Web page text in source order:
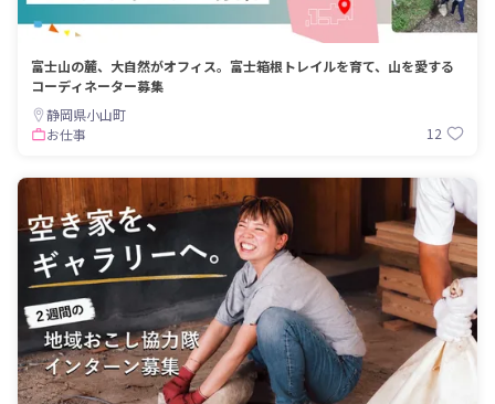
富士山の麓、大自然がオフィス。富士箱根トレイルを育て、山を愛する
コーディネーター募集
静岡県小山町
お仕事
12